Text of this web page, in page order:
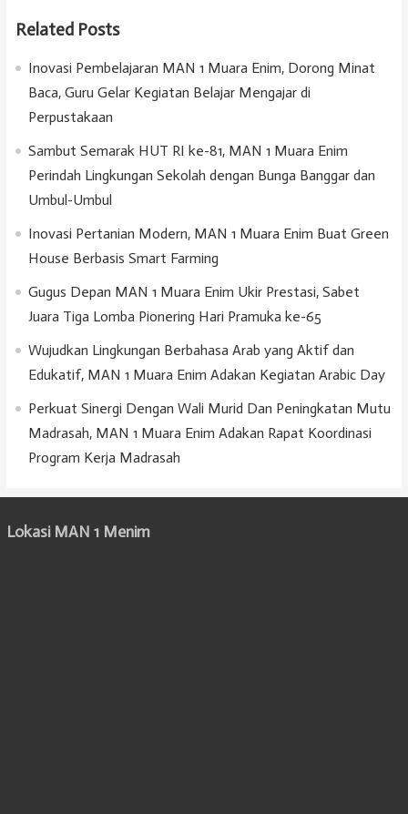
Related Posts
Inovasi Pembelajaran MAN 1 Muara Enim, Dorong Minat
Baca, Guru Gelar Kegiatan Belajar Mengajar di
Perpustakaan
Sambut Semarak HUT RI ke-81, MAN 1 Muara Enim
Perindah Lingkungan Sekolah dengan Bunga Banggar dan
Umbul-Umbul
Inovasi Pertanian Modern, MAN 1 Muara Enim Buat Green
House Berbasis Smart Farming
Gugus Depan MAN 1 Muara Enim Ukir Prestasi, Sabet
Juara Tiga Lomba Pionering Hari Pramuka ke-65
Wujudkan Lingkungan Berbahasa Arab yang Aktif dan
Edukatif, MAN 1 Muara Enim Adakan Kegiatan Arabic Day
Perkuat Sinergi Dengan Wali Murid Dan Peningkatan Mutu
Madrasah, MAN 1 Muara Enim Adakan Rapat Koordinasi
Program Kerja Madrasah
Lokasi MAN 1 Menim